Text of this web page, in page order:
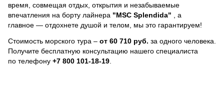
время, совмещая отдых, открытия и незабываемые
впечатления на борту лайнера "MSC Splendida"
, a
главное — отдохнете душой и телом, мы это гарантируем!
Стоимость морского тура – от 60 710 руб. за одного человека.
Получите бесплатную консультацию нашего специалиста
по телефону +7 800 101-18-19